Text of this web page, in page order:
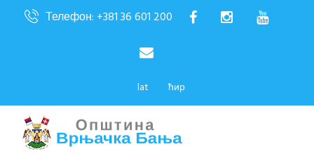
Телефон: +381 36 601 200
lat ћир